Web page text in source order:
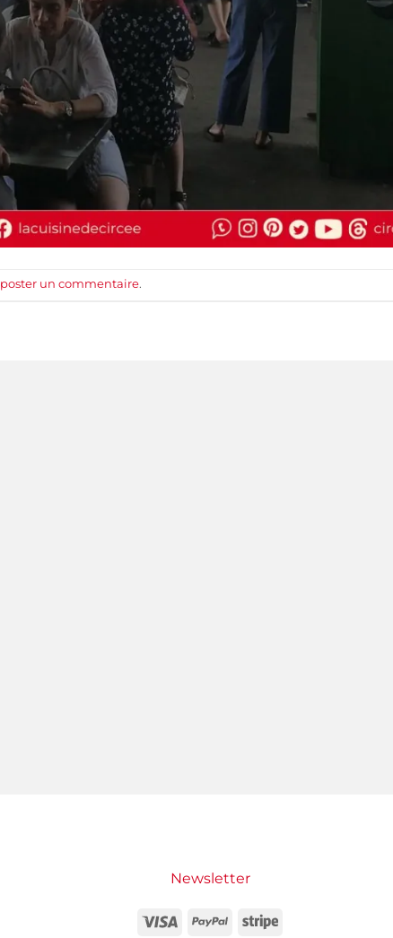
poster un commentaire.
Newsletter
Visa PayPal Stripe